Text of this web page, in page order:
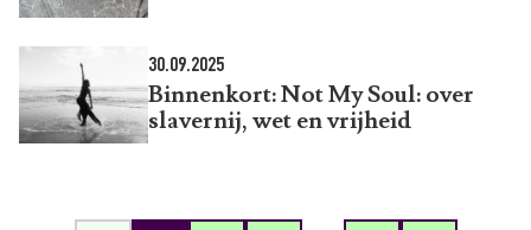
30.09.2025
Binnenkort: Not My Soul: over
slavernij, wet en vrijheid